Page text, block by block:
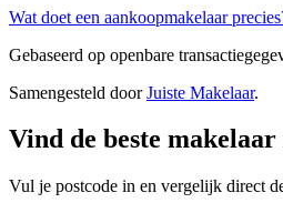
Wat doet een aankoopmakelaar
Gebaseerd op openbare
Samengesteld doorJuiste Makelaar.
Vind de beste
Vul je postcode in en vergelijk direct